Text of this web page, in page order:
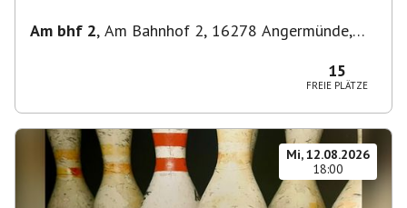
Am bhf 2, Am Bahnhof 2, 16278 Angermünde,
15
FREIE PLÄTZE
Mi, 12.08.2026
18:00